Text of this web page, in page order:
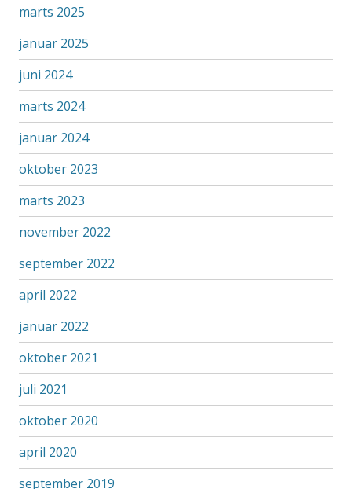
marts 2025
januar 2025
juni 2024
marts 2024
januar 2024
oktober 2023
marts 2023
november 2022
september 2022
april 2022
januar 2022
oktober 2021
juli 2021
oktober 2020
april 2020
september 2019